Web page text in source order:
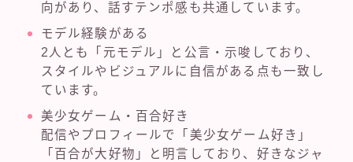
向があり、話すテンポ感も共通しています。
モデル経験がある
2人とも「元モデル」と公言・示唆しており、
スタイルやビジュアルに自信がある点も一致し
ています。
美少女ゲーム・百合好き
配信やプロフィールで「美少女ゲーム好き」
「百合が大好物」と明言しており、好きなジャ